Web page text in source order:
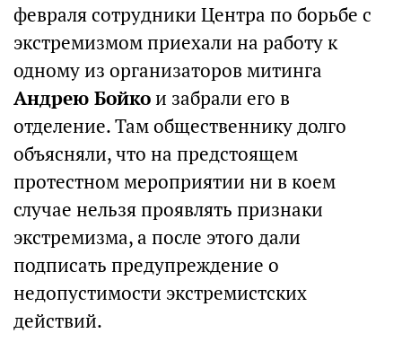
февраля сотрудники Центра по борьбе с
экстремизмом приехали на работу к
одному из организаторов митинга
Андрею Бойкои забрали его в
отделение. Там общественнику долго
объясняли, что на предстоящем
протестном мероприятии ни в коем
случае нельзя проявлять признаки
экстремизма, а после этого дали
подписать предупреждение о
недопустимости экстремистских
действий.